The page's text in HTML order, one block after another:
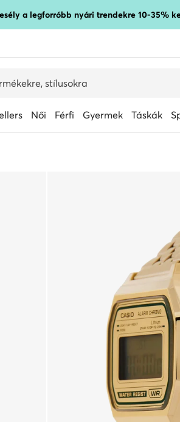
a legforróbb nyári trendekre 10-35%
Női Férfi Gyermek Táskák